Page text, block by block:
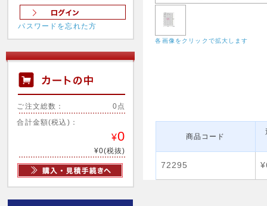
パスワードを忘れた方
ご注文総数： 0点
合計金額(税込)：
¥0
¥0(税抜)
各画像をクリックで拡大します
商品コード
72295